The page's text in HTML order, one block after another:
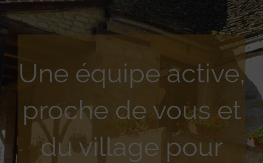
Une équipe active,
proche de vous et
du village pour